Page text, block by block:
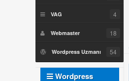
VAG 4
Webmaster 18
Wordpress Uzmanı 54
Wordpress